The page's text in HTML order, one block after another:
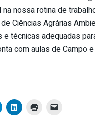
nossa rotina de
Ciências Agrárias
técnicas adequadas
com aulas de Campo